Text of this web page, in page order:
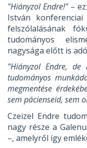
"Hiányzol Endre!"–
István konferenciai
felszólalásának
tudományos
nagysága előtt is
"Hiányzol Endre, de
tudományos
megmentése
sem pácienseid, sem
Czeizel Endre
nagy része a
–, amelyről így